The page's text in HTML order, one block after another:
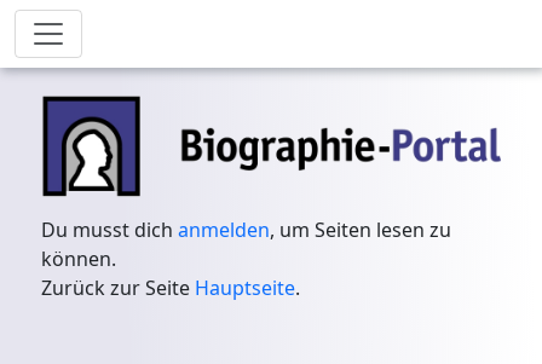
Du musst dichanmelden, um Seiten lesen zu
können.
Zurück zur Seite Hauptseite.